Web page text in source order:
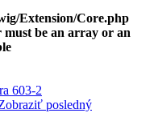
Extension/Core.php
must be an array or an
603-2
posledný